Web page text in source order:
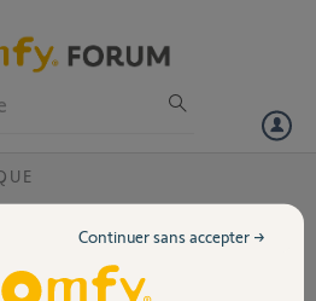
développeur sur
Continuer sans accepter →